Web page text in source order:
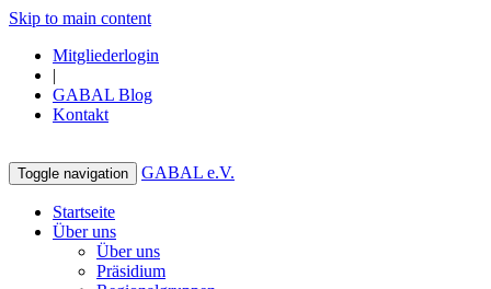
Skip to main content
Mitgliederlogin
|
GABAL Blog
Kontakt
Toggle navigation GABAL e.V.
Startseite
Über uns
Über uns
Präsidium